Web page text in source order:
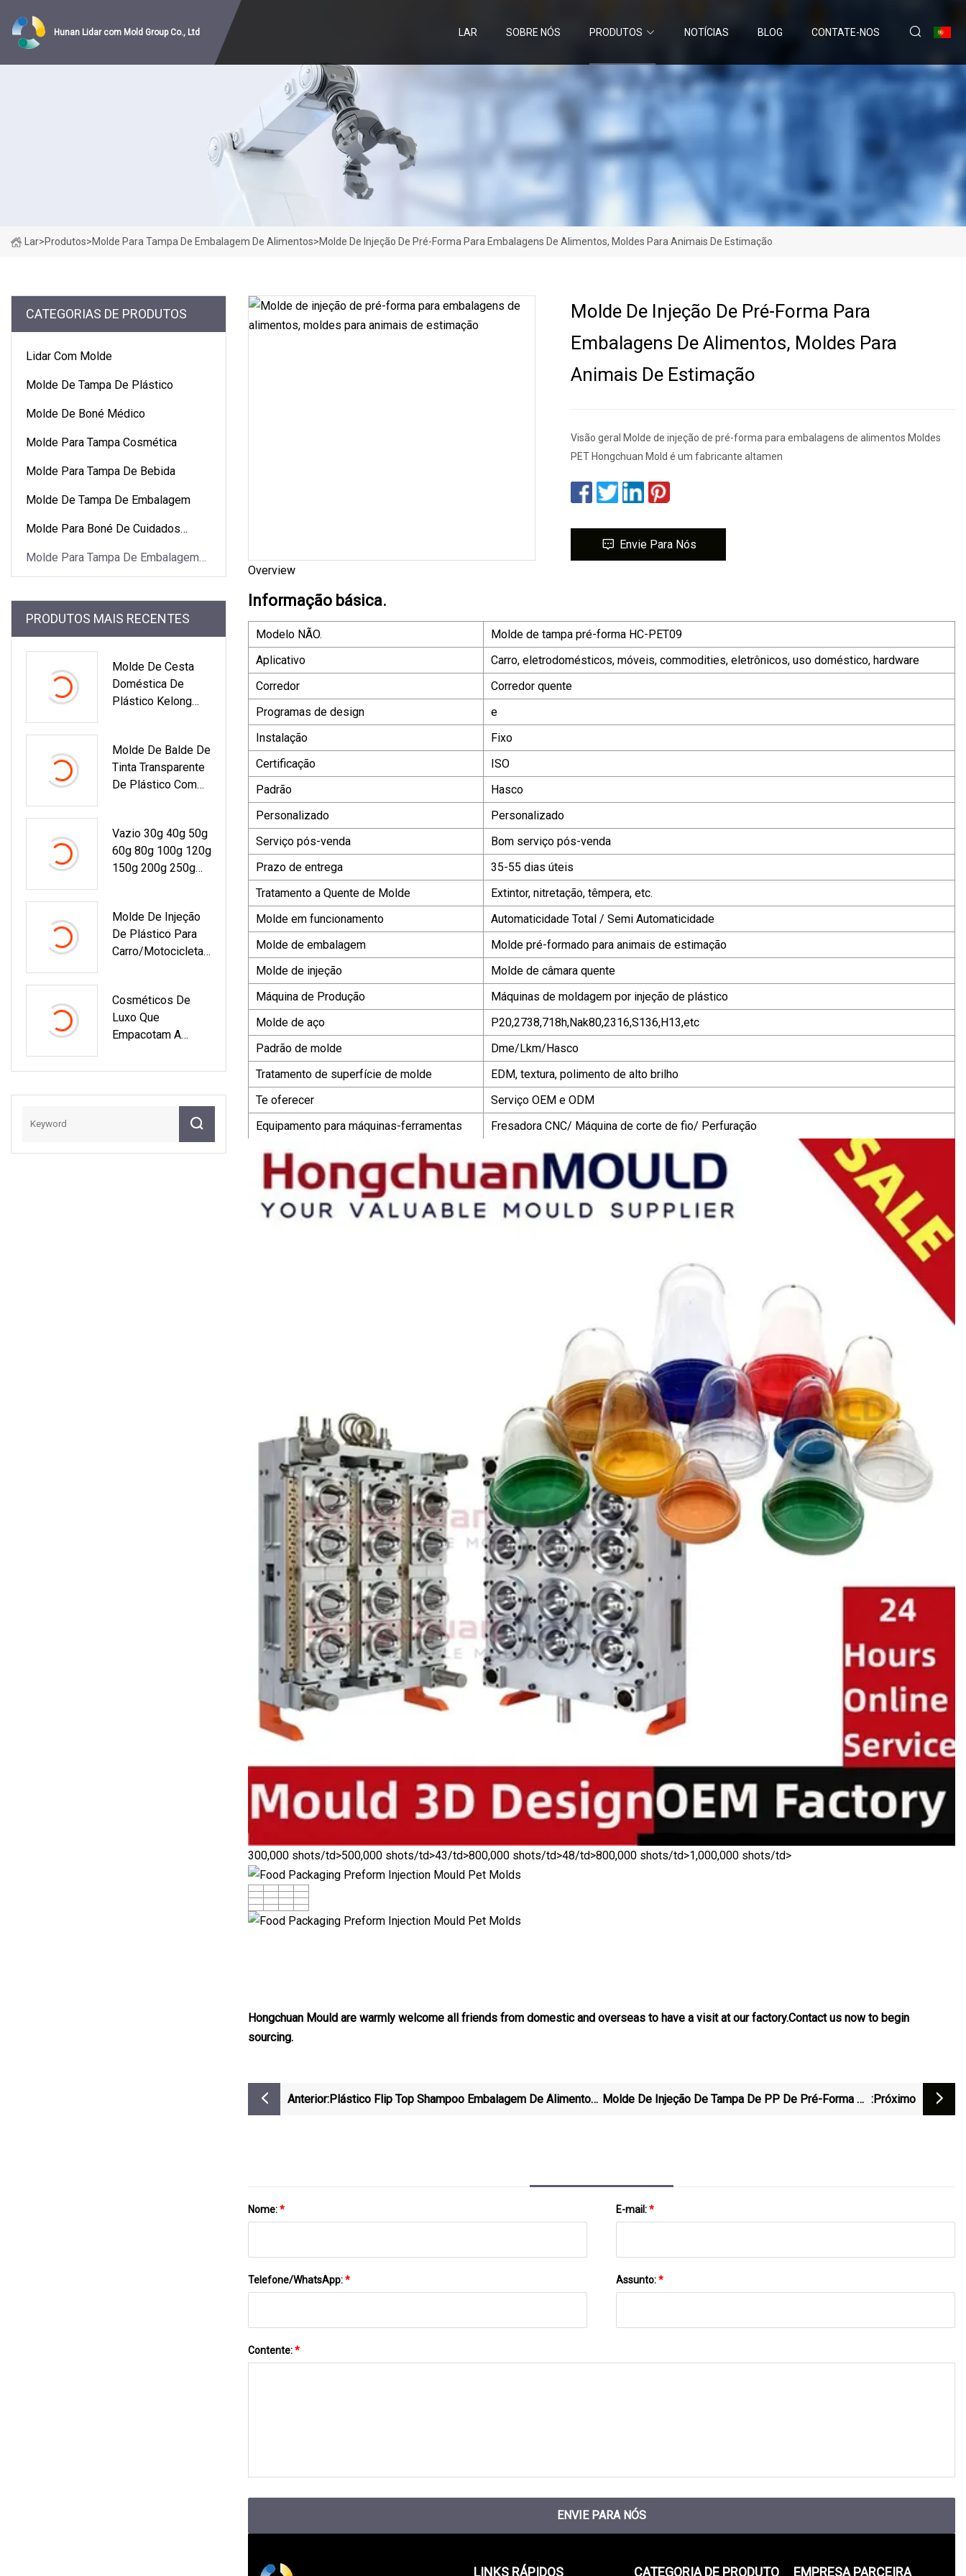
Hunan Lidar com Mold Group Co., Ltd LAR SOBRE NÓS PRODUTOS NOTÍCIAS BLOG CONTATE-NOS
Lar>Produtos>Molde Para Tampa De Embalagem De Alimentos>Molde De Injeção De Pré-Forma Para Embalagens De Alimentos, Moldes Para Animais De Estimação
CATEGORIAS DE PRODUTOS
Lidar Com Molde
Molde De Tampa De Plástico
Molde De Boné Médico
Molde Para Tampa Cosmética
Molde Para Tampa De Bebida
Molde De Tampa De Embalagem
Molde Para Boné De Cuidados
Molde Para Tampa De Embalagem
De Alimentos
PRODUTOS MAIS RECENTES
Molde De Cesta
Doméstica De
Plástico Kelong
Molde De Balde De
Tinta Transparente
De Plástico Com
Vazio 30g 40g 50g
60g 80g 100g 120g
150g 200g 250g
Transparente Para
Animais De
Estimação Frasco
Molde De Injeção
De Plástico Para
Carro/motocicleta/
Nquedos/fornecim
Ento De Animais
De
Mentos De
O/banheiro/embala
Gem/artesanato/e
Cosméticos De
Luxo Que
Empacotam A
Redonda Reta Do
Fundação Líquida
30ml Com Bomba
Molde De Injeção De Pré-Forma Para
Embalagens De Alimentos, Moldes Para
Animais De Estimação
Visão geral Molde de injeção de pré-forma para embalagens de alimentos Moldes
PET Hongchuan Mold é um fabricante altamen
Envie Para Nós
Overview
Informação básica.
Modelo NÃO.
Molde de tampa pré-forma HC-PET09
Aplicativo
Carro, eletrodomésticos, móveis, commodities, eletrônicos, uso doméstico, hardware
Corredor
Corredor quente
Programas de design
e
Instalação
Fixo
Certificação
ISO
Padrão
Hasco
Personalizado
Personalizado
Serviço pós-venda
Bom serviço pós-venda
Prazo de entrega
35-55 dias úteis
Tratamento a Quente de Molde
Extintor, nitretação, têmpera, etc.
Molde em funcionamento
Automaticidade Total / Semi Automaticidade
Molde de embalagem
Molde pré-formado para animais de estimação
Molde de injeção
Molde de câmara quente
Máquina de Produção
Máquinas de moldagem por injeção de plástico
Molde de aço
P20,2738,718h,Nak80,2316,S136,H13,etc
Padrão de molde
Dme/Lkm/Hasco
Tratamento de superfície de molde
EDM, textura, polimento de alto brilho
Te oferecer
Serviço OEM e ODM
Equipamento para máquinas-ferramentas
Fresadora CNC/ Máquina de corte de fio/ Perfuração
300,000 shots/td>500,000 shots/td>43/td>800,000 shots/td>48/td>800,000 shots/td>1,000,000 shots/td>
Hongchuan Mould are warmly welcome all friends from domestic and overseas to have a visit at our factory.Contact us now to begin
sourcing.
Anterior:Plástico Flip Top Shampoo Embalagem De Alimentos Molde De Injeção De Tampa De PP De Pré-Forma De :próximo
Nome:* E-mail:*
Telefone/WhatsApp:* Assunto:*
Contente:*
ENVIE PARA NÓS
LINKS RÁPIDOS CATEGORIA DE PRODUTO EMPRESA PARCEIRA